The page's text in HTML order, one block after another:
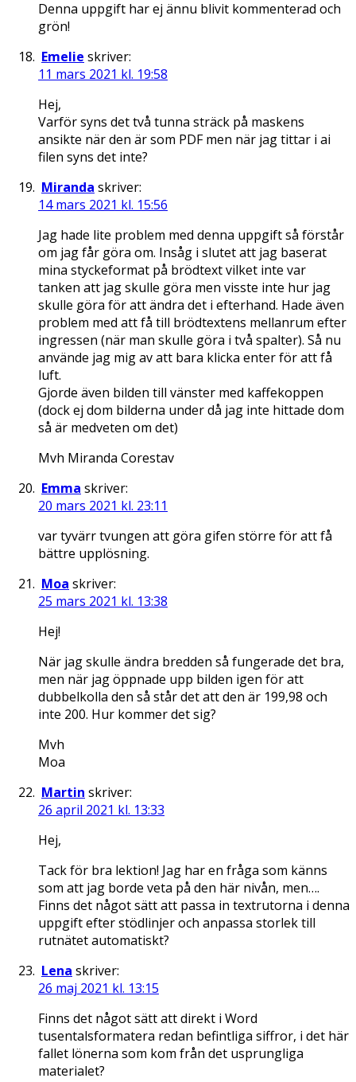
Denna uppgift har ej ännu blivit kommenterad och
grön!
Emelie skriver:
11 mars 2021 kl. 19:58
Hej,
Varför syns det två tunna sträck på maskens
ansikte när den är som PDF men när jag tittar i ai
filen syns det inte?
Miranda skriver:
14 mars 2021 kl. 15:56
Jag hade lite problem med denna uppgift så förstår
om jag får göra om. Insåg i slutet att jag baserat
mina styckeformat på brödtext vilket inte var
tanken att jag skulle göra men visste inte hur jag
skulle göra för att ändra det i efterhand. Hade även
problem med att få till brödtextens mellanrum efter
ingressen (när man skulle göra i två spalter). Så nu
använde jag mig av att bara klicka enter för att få
luft.
Gjorde även bilden till vänster med kaffekoppen
(dock ej dom bilderna under då jag inte hittade dom
så är medveten om det)
Mvh Miranda Corestav
Emma skriver:
20 mars 2021 kl. 23:11
var tyvärr tvungen att göra gifen större för att få
bättre upplösning.
Moa skriver:
25 mars 2021 kl. 13:38
Hej!
När jag skulle ändra bredden så fungerade det bra,
men när jag öppnade upp bilden igen för att
dubbelkolla den så står det att den är 199,98 och
inte 200. Hur kommer det sig?
Mvh
Moa
Martin skriver:
26 april 2021 kl. 13:33
Hej,
Tack för bra lektion! Jag har en fråga som känns
som att jag borde veta på den här nivån, men….
Finns det något sätt att passa in textrutorna i denna
uppgift efter stödlinjer och anpassa storlek till
rutnätet automatiskt?
Lena skriver:
26 maj 2021 kl. 13:15
Finns det något sätt att direkt i Word
tusentalsformatera redan befintliga siffror, i det här
fallet lönerna som kom från det usprungliga
materialet?